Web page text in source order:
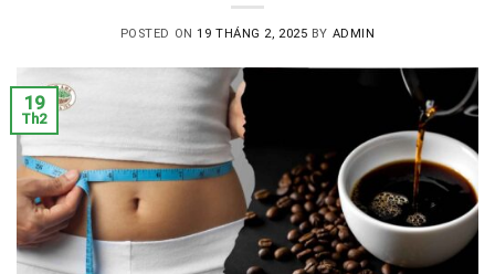
POSTED ON19 THÁNG 2, 2025 BY ADMIN
19
Th2